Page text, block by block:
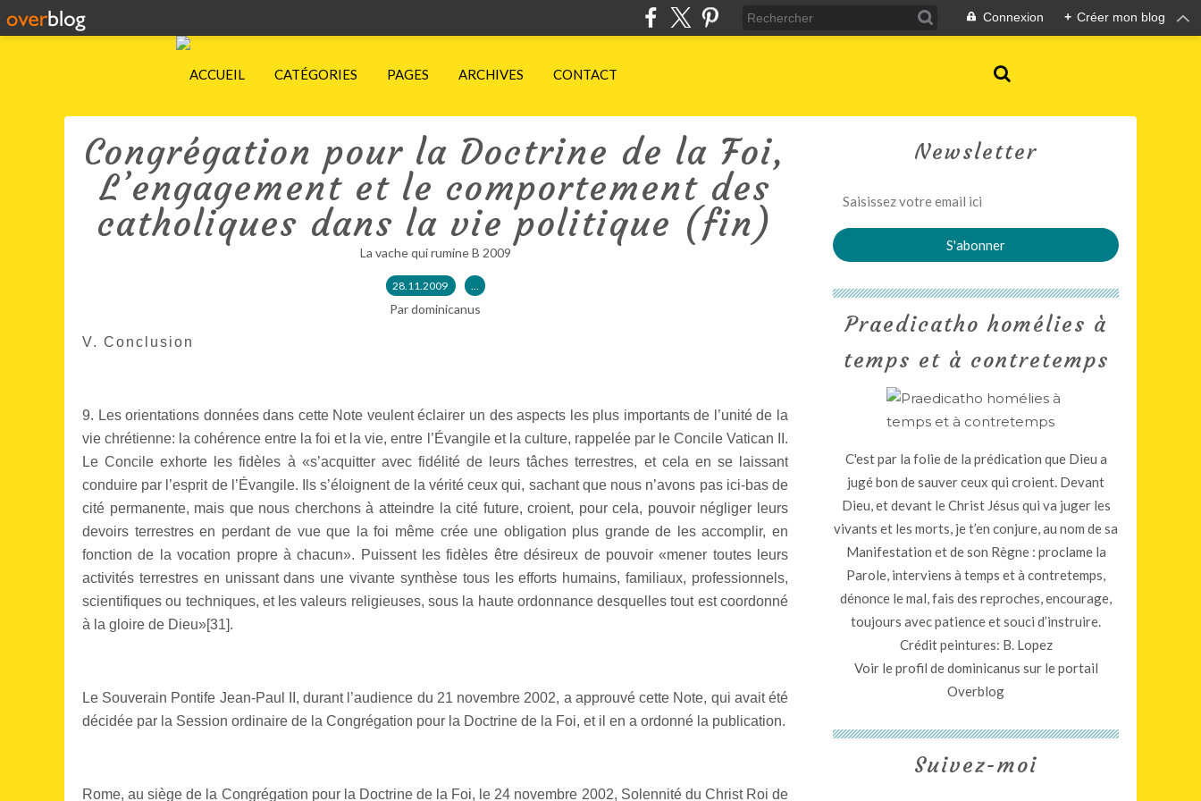
Connexion + Créer mon blog
ACCUEIL CATÉGORIES PAGES ARCHIVES CONTACT
Congrégation pour la Doctrine de la Foi,
L’engagement et le comportement des
catholiques dans la vie politique (fin)
La vache qui rumine B 2009
28.11.2009 …
Par dominicanus
V. Conclusion
9. Les orientations données dans cette Note veulent éclairer un des aspects les plus importants de l’unité de la
vie chrétienne: la cohérence entre la foi et la vie, entre l’Évangile et la culture, rappelée par le Concile Vatican II.
Le Concile exhorte les fidèles à «s’acquitter avec fidélité de leurs tâches terrestres, et cela en se laissant
conduire par l’esprit de l’Évangile. Ils s’éloignent de la vérité ceux qui, sachant que nous n’avons pas ici-bas de
cité permanente, mais que nous cherchons à atteindre la cité future, croient, pour cela, pouvoir négliger leurs
devoirs terrestres en perdant de vue que la foi même crée une obligation plus grande de les accomplir, en
fonction de la vocation propre à chacun». Puissent les fidèles être désireux de pouvoir «mener toutes leurs
activités terrestres en unissant dans une vivante synthèse tous les efforts humains, familiaux, professionnels,
scientifiques ou techniques, et les valeurs religieuses, sous la haute ordonnance desquelles tout est coordonné
à la gloire de Dieu»[31].
Le Souverain Pontife Jean-Paul II, durant l’audience du 21 novembre 2002, a approuvé cette Note, qui avait été
décidée par la Session ordinaire de la Congrégation pour la Doctrine de la Foi, et il en a ordonné la publication.
Rome, au siège de la Congrégation pour la Doctrine de la Foi, le 24 novembre 2002, Solennité du Christ Roi de
Newsletter
Praedicatho homélies à
temps et à contretemps
C'est par la folie de la prédication que Dieu a
jugé bon de sauver ceux qui croient. Devant
Dieu, et devant le Christ Jésus qui va juger les
vivants et les morts, je t’en conjure, au nom de sa
Manifestation et de son Règne : proclame la
Parole, interviens à temps et à contretemps,
dénonce le mal, fais des reproches, encourage,
toujours avec patience et souci d’instruire.
Crédit peintures: B. Lopez
Voir le profil dedominicanus sur le portail
Overblog
Suivez-moi